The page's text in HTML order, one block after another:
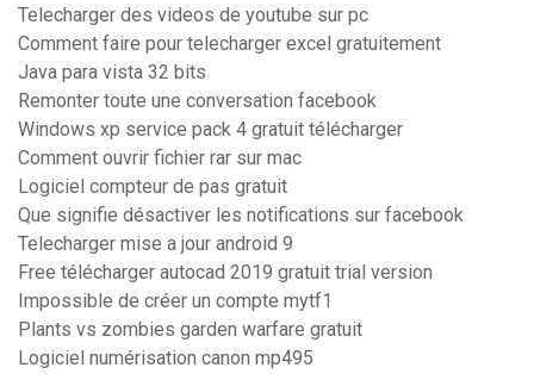
Telecharger des videos de youtube sur pc
Comment faire pour telecharger excel gratuitement
Java para vista 32 bits
Remonter toute une conversation facebook
Windows xp service pack 4 gratuit télécharger
Comment ouvrir fichier rar sur mac
Logiciel compteur de pas gratuit
Que signifie désactiver les notifications sur facebook
Telecharger mise a jour android 9
Free télécharger autocad 2019 gratuit trial version
Impossible de créer un compte mytf1
Plants vs zombies garden warfare gratuit
Logiciel numérisation canon mp495